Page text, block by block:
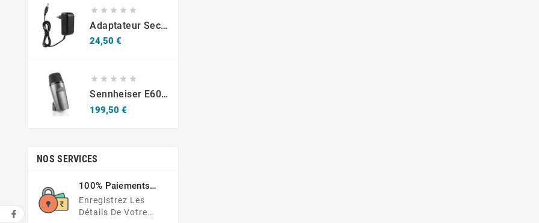
    
Adaptateur Secteur Commuté (Switching Adapter) Model SJ-12020001 – 12V 2A
24,50 €
    
Sennheiser E602-II Micro Grosse Caisse
199,50 €
NOS SERVICES
100% Paiements
Sécurisés
Enregistrez Les
Détails De Votre